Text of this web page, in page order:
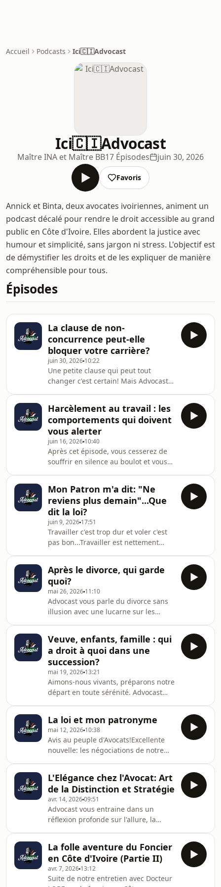
Accueil Podcasts Ici🇨🇮Advocast
Ici🇨🇮Advocast
Maître INA et Maître BB17 Épisodes juin 30, 2026
Favoris
Annick et Binta, deux avocates ivoiriennes, animent un
podcast décalé pour rendre le droit accessible au grand
public en Côte d'Ivoire. Elles abordent la justice avec
humour et simplicité, sans jargon ni stress. L'objectif est
de démystifier les droits et de les expliquer de manière
compréhensible pour tous.
Épisodes
La clause de non-
concurrence peut-elle
bloquer votre carrière?
juin 30, 2026 10:22
Une petite clause qui peut tout
changer c'est certain! Mais Advocast
partagez-nous vos expériences!Tous
droits obtenus sur la musique
diffuséeHébergé par Ausha. Visitez
ausha.co/politique-de-confidentialite
pour plus d'informations.
Harcèlement au travail : les
comportements qui doivent
vous alerter
juin 16, 2026 10:40
Après cet épisode, vous cesserez de
souffrir en silence au boulot et vous
physique...est sanctionné par la
loi.Tous droits obtenus sur la musique
diffuséeHébergé par Ausha. Visitez
ausha.co/politique-de-confidentialite
pour plus d'informations.
Mon Patron m'a dit: "Ne
reviens plus demain"...Que
dit la loi?
juin 9, 2026 17:51
Travailler c'est trop dur et voler c'est
pas bon...Travailler est nettement
différents types de contrat de travail
et comment la loi organise leur
rupture. N'hésitez pas à partager cet
épisode et à nous faire vos
commentaires 😁Tous droits obtenus
sur la musique diffuséeHébergé par
Ausha. Visitez ausha.co/politique-de-
confidenti
Après le divorce, qui garde
quoi?
mai 26, 2026 11:10
Advocast vous parle du divorce sans
illusion avec une lucarne sur les
les causes légales de divorce. Toute
séparation entraîne son lot
d'émotions et...de droits! N'hésitez
pas à nous faire vos
commentaires.Tous droits obtenus sur
la musique diffuséeHébergé par
Ausha. Visitez ausha.co/politique-de-
confidentialite pour plus
Veuve, enfants, famille : qui
a droit à quoi dans une
succession?
mai 19, 2026 13:21
Aimons-nous vivants, préparons notre
départ en toute sérénité. Advocast
Tous droits obtenus sur la musique
diffuséeHébergé par Ausha. Visitez
ausha.co/politique-de-confidentialite
pour plus d'informations.
La loi et mon patronyme
mai 12, 2026 10:38
Avis au peuple d'Avocats!Excellente
nouvelle: les négociations de notre
bonne et due forme pour garantir
que plus rien ne vienne perturber vos
rendez-vous du mardi.Pour fêter
notre retour On Air, nous remontons
aux sources de l'existence juridique
avec un épisode sur Le Nom. Parce
que oui...Le droit se mêle absolument
de tout
L'Elégance chez l'Avocat: Art
de la Distinction et Stratégie
avr. 14, 202609:51
Advocast vous entraine dans un
réflexion profonde sur l'allure, la
vous comprendrez pourquoi faire son
malin des fois...est une stratégie 😂
Dites-nous ce que vous en
pensez.Tous droits obtenus sur la
La folle aventure du Foncier
en Côte d'Ivoire (Partie II)
avr. 7, 2026 13:12
Suite de notre entretien avec Docteur